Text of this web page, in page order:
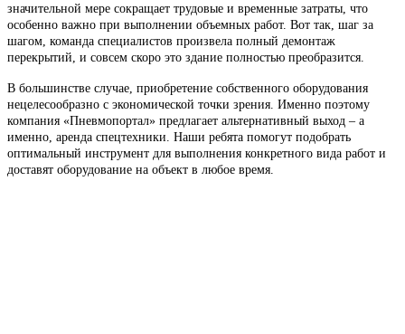
значительной мере сокращает трудовые и временные затраты, что
особенно важно при выполнении объемных работ. Вот так, шаг за
шагом, команда специалистов произвела полный демонтаж
перекрытий, и совсем скоро это здание полностью преобразится.
В большинстве случае, приобретение собственного оборудования
нецелесообразно с экономической точки зрения. Именно поэтому
компания «Пневмопортал» предлагает альтернативный выход – а
именно, аренда спецтехники. Наши ребята помогут подобрать
оптимальный инструмент для выполнения конкретного вида работ и
доставят оборудование на объект в любое время.